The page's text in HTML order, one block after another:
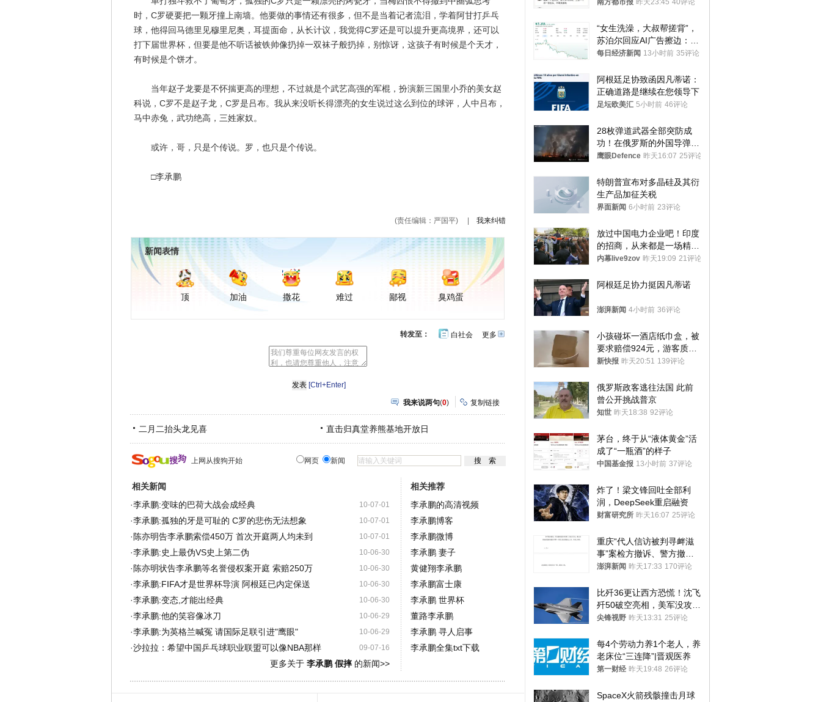
时，C罗硬要把一颗牙撞上南墙。他要做的事情还有很多，但不是当着记者流泪，学着阿甘打乒乓
球，他得回马德里见穆里尼奥，耳提面命，从长计议，我觉得C罗还是可以提升更高境界，还可以
打下届世界杯，但要是他不听话被铁帅像扔掉一双袜子般扔掉，别惊讶，这孩子有时候是个天才，
有时候是个饼才。
当年赵子龙要是不怀揣更高的理想，不过就是个武艺高强的军棍，扮演新三国里小乔的美女赵
科说，C罗不是赵子龙，C罗是吕布。我从来没听长得漂亮的女生说过这么到位的球评，人中吕布，
马中赤兔，武功绝高，三姓家奴。
或许，哥，只是个传说。罗，也只是个传说。
□李承鹏
(责任编辑：严国平) 我来纠错
新闻表情
顶 加油 撒花 难过 鄙视 臭鸡蛋
更多开
转发至： 白社会
[Ctrl+Enter]
我来说两句(0) 复制链接
二月二抬头龙见喜 直击归真堂养熊基地开放日
上网从搜狗开始 网页 新闻
相关新闻
10-07-01
·李承鹏:变味的巴荷大战会成经典
10-07-01
·李承鹏:孤独的牙是可耻的 C罗的悲伤无法想象
10-07-01
· 陈亦明告李承鹏索偿450万 首次开庭两人均未到
10-06-30
·李承鹏:史上最伪VS史上第二伪
10-06-30
· 陈亦明状告李承鹏等名誉侵权案开庭 索赔250万
10-06-30
·李承鹏:FIFA才是世界杯导演 阿根廷已内定保送
10-06-30
·李承鹏:变态,才能出经典
10-06-29
·李承鹏:他的笑容像冰刀
10-06-29
·李承鹏:为英格兰喊冤 请国际足联引进"鹰眼"
09-07-16
·沙拉拉：希望中国乒乓球职业联盟可以像NBA那样
更多关于 李承鹏 假摔的新闻>>
相关推荐
李承鹏的高清视频
李承鹏博客
李承鹏微博
李承鹏 妻子
黄健翔李承鹏
李承鹏富士康
李承鹏 世界杯
董路李承鹏
李承鹏 寻人启事
李承鹏全集txt下载
南方都市报 昨天23:45 40评论
“女生洗澡，大叔帮搓背”，
苏泊尔回应AI广告擦边：视
频全下架，已强化内容管理
每日经济新闻 13小时前 35评论
阿根廷足协致函因凡蒂诺：
正确道路是继续在您领导下
足坛欧美汇 5小时前 46评论
28枚弹道武器全部突防成
功！在俄罗斯的外国导弹发
射车都是合法打击目标
鹰眼Defence 昨天16:07 25评论
特朗普宣布对多晶硅及其衍
生产品加征关税
界面新闻 6小时前 23评论
放过中国电力企业吧！印度
的招商，从来都是一场精准
收割
内幕live9zov 昨天19:09 21评论
阿根廷足协力挺因凡蒂诺
澎湃新闻 4小时前 36评论
小孩碰坏一酒店纸巾盒，被
要求赔偿924元，游客质疑
酒店房客物品超高标价，市
新快报 昨天20:51 139评论
俄罗斯政客逃往法国 此前
曾公开挑战普京
知世 昨天18:38 92评论
茅台，终于从“液体黄金”活
成了“一瓶酒”的样子
中国基金报 13小时前 37评论
炸了！梁文锋回吐全部利
润，DeepSeek重启融资
财富研究所 昨天16:07 25评论
重庆“代人信访被判寻衅滋
事”案检方撤诉、警方撤
案，两被告人获国赔
澎湃新闻 昨天17:33 170评论
比歼36更让西方恐慌！沈飞
歼50破空亮相，美军没攻克
的技术被拿下
尖锋视野 昨天13:31 25评论
每4个劳动力养1个老人，养
老床位“三连降”|晋观医养
第一财经 昨天19:48 26评论
SpaceX火箭残骸撞击月球